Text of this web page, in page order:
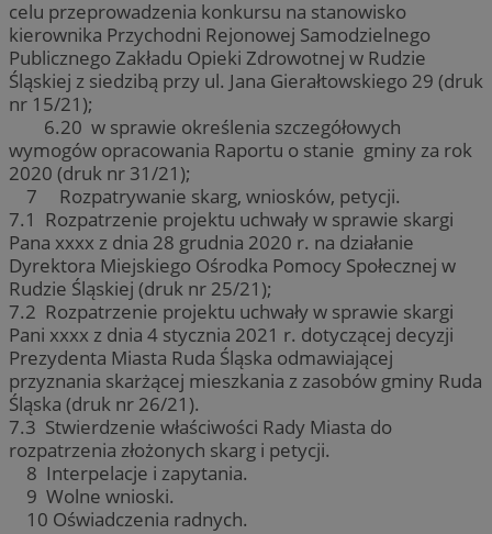
celu przeprowadzenia konkursu na stanowisko
kierownika Przychodni Rejonowej Samodzielnego
Publicznego Zakładu Opieki Zdrowotnej w Rudzie
Śląskiej z siedzibą przy ul. Jana Gierałtowskiego 29 (druk
nr 15/21);
6.20 w sprawie określenia szczegółowych
wymogów opracowania Raportu o stanie gminy za rok
2020 (druk nr 31/21);
7 Rozpatrywanie skarg, wniosków, petycji.
7.1 Rozpatrzenie projektu uchwały w sprawie skargi
Pana xxxx z dnia 28 grudnia 2020 r. na działanie
Dyrektora Miejskiego Ośrodka Pomocy Społecznej w
Rudzie Śląskiej (druk nr 25/21);
7.2 Rozpatrzenie projektu uchwały w sprawie skargi
Pani xxxx z dnia 4 stycznia 2021 r. dotyczącej decyzji
Prezydenta Miasta Ruda Śląska odmawiającej
przyznania skarżącej mieszkania z zasobów gminy Ruda
Śląska (druk nr 26/21).
7.3 Stwierdzenie właściwości Rady Miasta do
rozpatrzenia złożonych skarg i petycji.
8 Interpelacje i zapytania.
9 Wolne wnioski.
10 Oświadczenia radnych.